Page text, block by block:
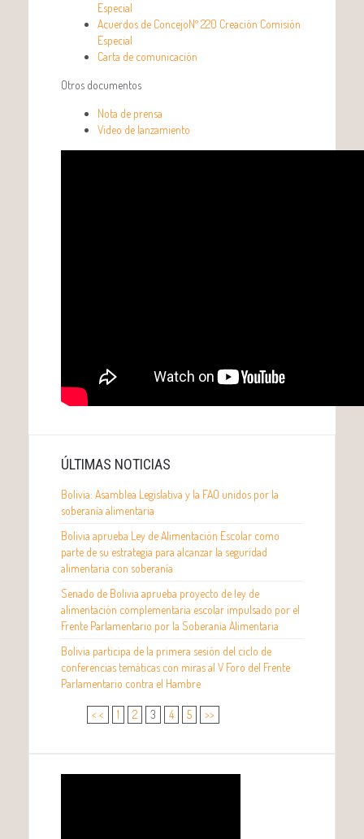
Especial
Acuerdos de ConcejoNº 220 Creación Comisión
Especial
Carta de comunicación
Otros documentos
Nota de prensa
Video de lanzamiento
ÚLTIMAS NOTICIAS
Bolivia: Asamblea Legislativa y la FAO unidos por la
soberanía alimentaria
Bolivia aprueba Ley de Alimentación Escolar como
parte de su estrategia para alcanzar la seguridad
alimentaria con soberanía
Senado de Bolivia aprueba proyecto de ley de
alimentación complementaria escolar impulsado por el
Frente Parlamentario por la Soberanía Alimentaria
Bolivia participa de la primera sesión del ciclo de
conferencias temáticas con miras al V Foro del Frente
Parlamentario contra el Hambre
< < 1 2 3 4 5 >>